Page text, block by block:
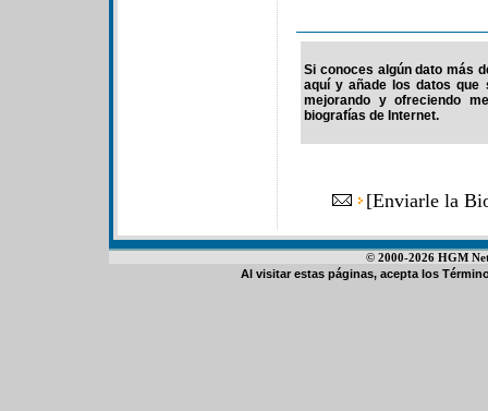
Si conoces algún dato más
aquí y añade los datos que
mejorando y ofreciendo
biografías de Internet.
[Enviarle la
© 2000-2026 HGM
Al visitar estas páginas, acepta los